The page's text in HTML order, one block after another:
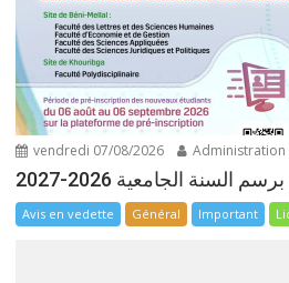
vendredi 07/08/2026 Administration
السنة الجامعية 2026-2027
Avis en vedette Général Important